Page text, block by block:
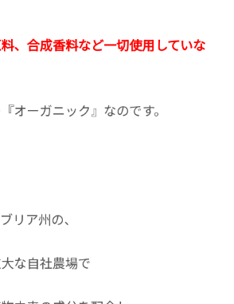
、合成香料など一切使用していな
オーガニック』なのです。
リア州の、
な自社農場で